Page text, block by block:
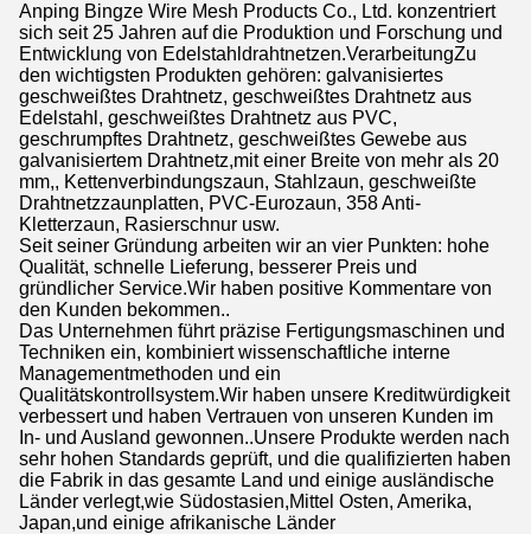
Anping Bingze Wire Mesh Products Co., Ltd. konzentriert
sich seit 25 Jahren auf die Produktion und Forschung und
Entwicklung von Edelstahldrahtnetzen.VerarbeitungZu
den wichtigsten Produkten gehören: galvanisiertes
geschweißtes Drahtnetz, geschweißtes Drahtnetz aus
Edelstahl, geschweißtes Drahtnetz aus PVC,
geschrumpftes Drahtnetz, geschweißtes Gewebe aus
galvanisiertem Drahtnetz,mit einer Breite von mehr als 20
mm,, Kettenverbindungszaun, Stahlzaun, geschweißte
Drahtnetzzaunplatten, PVC-Eurozaun, 358 Anti-
Kletterzaun, Rasierschnur usw.
Seit seiner Gründung arbeiten wir an vier Punkten: hohe
Qualität, schnelle Lieferung, besserer Preis und
gründlicher Service.Wir haben positive Kommentare von
den Kunden bekommen..
Das Unternehmen führt präzise Fertigungsmaschinen und
Techniken ein, kombiniert wissenschaftliche interne
Managementmethoden und ein
Qualitätskontrollsystem.Wir haben unsere Kreditwürdigkeit
verbessert und haben Vertrauen von unseren Kunden im
In- und Ausland gewonnen..Unsere Produkte werden nach
sehr hohen Standards geprüft, und die qualifizierten haben
die Fabrik in das gesamte Land und einige ausländische
Länder verlegt,wie Südostasien,Mittel Osten, Amerika,
Japan,und einige afrikanische Länder